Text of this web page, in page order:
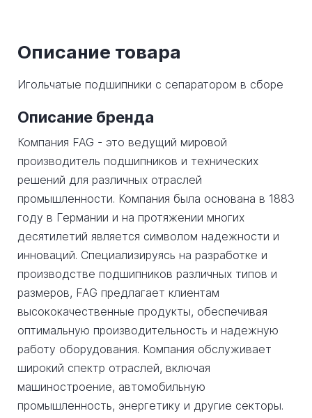
Описание товара
Игольчатые подшипники с сепаратором в сборе
Описание бренда
Компания FAG - это ведущий мировой
производитель подшипников и технических
решений для различных отраслей
промышленности. Компания была основана в 1883
году в Германии и на протяжении многих
десятилетий является символом надежности и
инноваций. Специализируясь на разработке и
производстве подшипников различных типов и
размеров, FAG предлагает клиентам
высококачественные продукты, обеспечивая
оптимальную производительность и надежную
работу оборудования. Компания обслуживает
широкий спектр отраслей, включая
машиностроение, автомобильную
промышленность, энергетику и другие секторы.